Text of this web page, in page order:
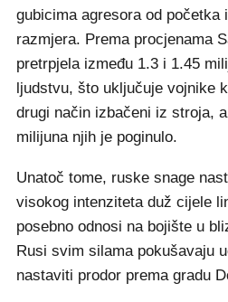
gubicima agresora od početka
razmjera. Prema procjenama
pretrpjela između 1.3 i 1.45
ljudstvu, što uključuje vojnike
drugi način izbačeni iz stroja,
milijuna njih je poginulo.
Unatoč tome, ruske snage
visokog intenziteta duž cijele
posebno odnosi na bojište u
Rusi svim silama pokušavaju
nastaviti prodor prema gradu